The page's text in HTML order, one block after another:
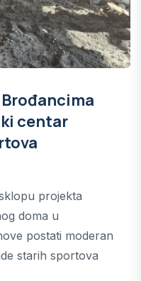
centar
projekta
doma u
postati moderan
starih sportova